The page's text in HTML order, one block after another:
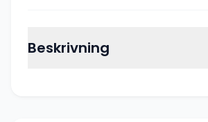
Beskrivning